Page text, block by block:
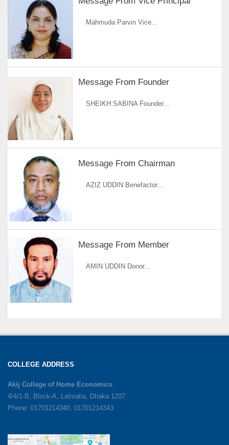
Mahmuda Parvin Vice...
Message From Founder
SHEIKH SABINA Founder...
Message From Chairman
AZIZ UDDIN Benefactor...
Message From Member
AMIN UDDIN Donor...
COLLEGE ADDRESS
Akij College of Home Economics
4/4/1-B, Block-A, Lalmatia, Dhaka 1207
Phone: 01701214340, 01701214343